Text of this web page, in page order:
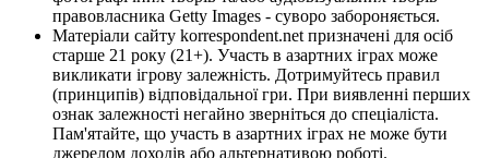
правовласника Getty Images - суворо забороняється.
Матеріали сайту korrespondent.net призначені для осіб
старше 21 року (21+). Участь в азартних іграх може
викликати ігрову залежність. Дотримуйтесь правил
(принципів) відповідальної гри. При виявленні перших
ознак залежності негайно зверніться до спеціаліста.
Пам'ятайте, що участь в азартних іграх не може бути
джерелом доходів або альтернативою роботі.